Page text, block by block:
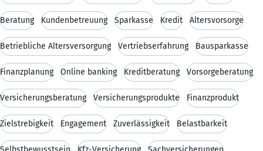
Beratung Kundenbetreuung Sparkasse Kredit Altersvorsorge
Betriebliche Altersversorgung Vertriebserfahrung Bausparkasse
Finanzplanung Online banking Kreditberatung Vorsorgeberatung
Versicherungsberatung Versicherungsprodukte Finanzprodukt
Zielstrebigkeit Engagement Zuverlässigkeit Belastbarkeit